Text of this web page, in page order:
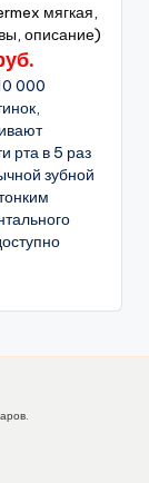
мягкая,
описание)
000
рта в 5 раз
зубной